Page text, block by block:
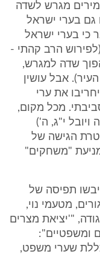
מגרש לשדה
גם בערי ישראל
כי בערי ישראל
הרב קהתי -
שדה למגרש,
אבל עושין
את ערי
מכל מקום,
י"ג, ה')
הגישה של
"משחקים"
תפיסה של
מטעמי נוי,
"'יציאת מצרים
ומשפטיים":
שערי משפט,